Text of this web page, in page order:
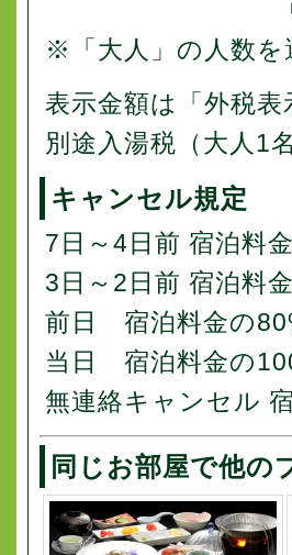
※「大人」の人数
表示金額は「外税
別途入湯税（大人1
キャンセル規定
7日～4日前 宿泊料
3日～2日前 宿泊料
前日 宿泊料金の
当日 宿泊料金の
無連絡キャンセル
同じお部屋で他の